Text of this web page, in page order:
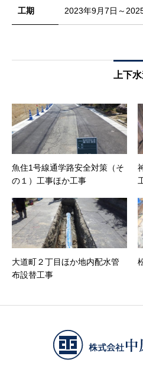
工期 2023年9月7日～
上下
魚住1号線通学路安全対策（そ
の１）工事ほか工事
大道町２丁目ほか地内配水管
布設替工事